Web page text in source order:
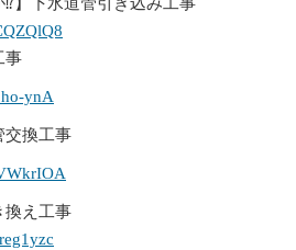
事
ynA
交換工事
換え工事